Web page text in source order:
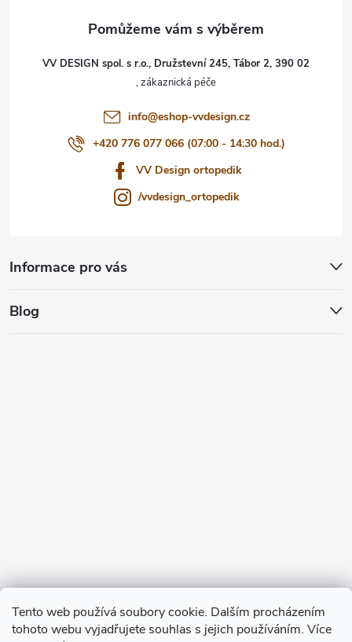
Tento web používá soubory cookie. Dalším procházením
tohoto webu vyjadřujete souhlas s jejich používáním. Více
VV DESIGN spol. s r.o., Družstevní 245, Tábor 2, 390 02
info@eshop-vvdesign.cz
+420 776 077 066 (07:00 - 14:30 hod.)
VV Design ortopedik
/vvdesign_ortopedik
Informace pro vás
Blog